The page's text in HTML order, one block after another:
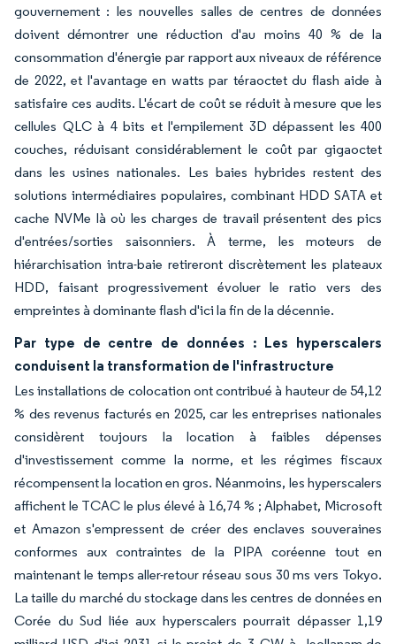
gouvernement : les nouvelles salles de centres de données
doivent démontrer une réduction d'au moins 40 % de la
consommation d'énergie par rapport aux niveaux de référence
de 2022, et l'avantage en watts par téraoctet du flash aide à
satisfaire ces audits. L'écart de coût se réduit à mesure que les
cellules QLC à 4 bits et l'empilement 3D dépassent les 400
couches, réduisant considérablement le coût par gigaoctet
dans les usines nationales. Les baies hybrides restent des
solutions intermédiaires populaires, combinant HDD SATA et
cache NVMe là où les charges de travail présentent des pics
d'entrées/sorties saisonniers. À terme, les moteurs de
hiérarchisation intra-baie retireront discrètement les plateaux
HDD, faisant progressivement évoluer le ratio vers des
empreintes à dominante flash d'ici la fin de la décennie.
Par type de centre de données : Les hyperscalers
conduisent la transformation de l'infrastructure
Les installations de colocation ont contribué à hauteur de 54,12
% des revenus facturés en 2025, car les entreprises nationales
considèrent toujours la location à faibles dépenses
d'investissement comme la norme, et les régimes fiscaux
récompensent la location en gros. Néanmoins, les hyperscalers
affichent le TCAC le plus élevé à 16,74 % ; Alphabet, Microsoft
et Amazon s'empressent de créer des enclaves souveraines
conformes aux contraintes de la PIPA coréenne tout en
maintenant le temps aller-retour réseau sous 30 ms vers Tokyo.
La taille du marché du stockage dans les centres de données en
Corée du Sud liée aux hyperscalers pourrait dépasser 1,19